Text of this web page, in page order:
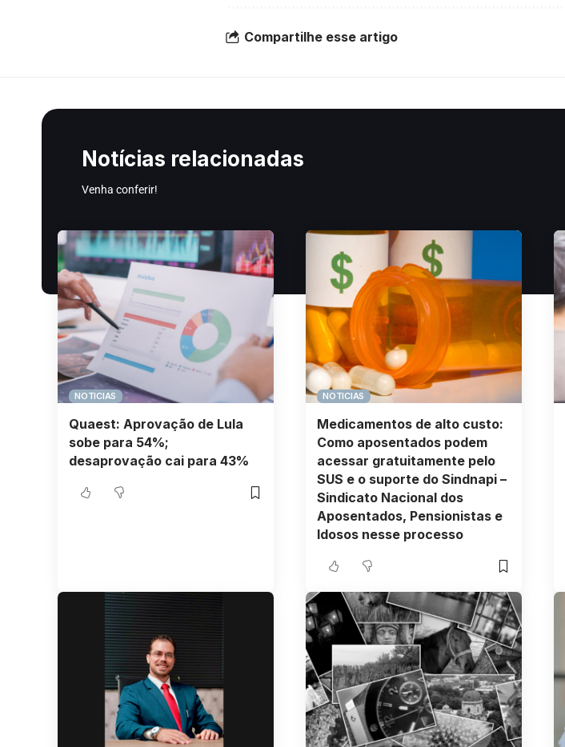
Compartilhe esse artigo
Notícias relacionadas
Venha conferir!
NOTICIAS
Quaest: Aprovação de Lula
sobe para 54%;
desaprovação cai para 43%
NOTICIAS
Medicamentos de alto custo:
Como aposentados podem
acessar gratuitamente pelo
SUS e o suporte do Sindnapi –
Sindicato Nacional dos
Aposentados, Pensionistas e
Idosos nesse processo